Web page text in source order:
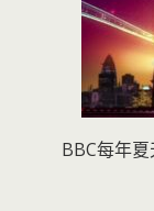
BBC每年